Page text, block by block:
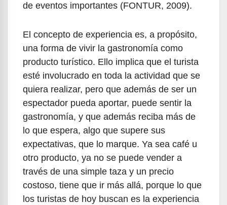
de eventos importantes (FONTUR, 2009).
El concepto de experiencia es, a propósito,
una forma de vivir la gastronomía como
producto turístico. Ello implica que el turista
esté involucrado en toda la actividad que se
quiera realizar, pero que además de ser un
espectador pueda aportar, puede sentir la
gastronomía, y que además reciba más de
lo que espera, algo que supere sus
expectativas, que lo marque. Ya sea café u
otro producto, ya no se puede vender a
través de una simple taza y un precio
costoso, tiene que ir más allá, porque lo que
los turistas de hoy buscan es la experiencia